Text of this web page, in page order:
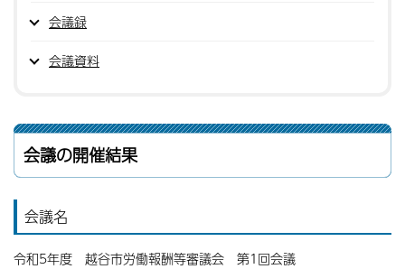
会議録
会議資料
会議の開催結果
会議名
令和5年度 越谷市労働報酬等審議会 第1回会議